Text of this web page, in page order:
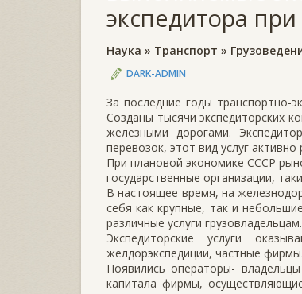
экспедитора
Наука » Транспорт »
DARK-ADMIN
За последние годы транспортно-
Созданы тысячи экспедиторских
железными дорогами.
перевозок, этот вид услуг
При плановой экономике СССР
государственные организации,
В настоящее время, на
себя как крупные, так и
различные услуги грузовладельцам.
Экспедиторские услуги
желдорэкспедиции, частные фирмы.
Появились операторы-
капитала фирмы,